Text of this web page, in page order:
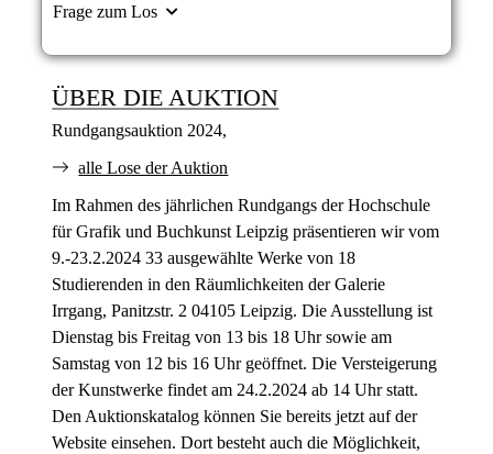
Frage zum Los
ÜBER DIE AUKTION
Rundgangsauktion 2024,
alle Lose der Auktion
Im Rahmen des jährlichen Rundgangs der Hochschule
für Grafik und Buchkunst Leipzig präsentieren wir vom
9.-23.2.2024 33 ausgewählte Werke von 18
Studierenden in den Räumlichkeiten der Galerie
Irrgang, Panitzstr. 2 04105 Leipzig. Die Ausstellung ist
Dienstag bis Freitag von 13 bis 18 Uhr sowie am
Samstag von 12 bis 16 Uhr geöffnet. Die Versteigerung
der Kunstwerke findet am 24.2.2024 ab 14 Uhr statt.
Den Auktionskatalog können Sie bereits jetzt auf der
Website einsehen. Dort besteht auch die Möglichkeit,